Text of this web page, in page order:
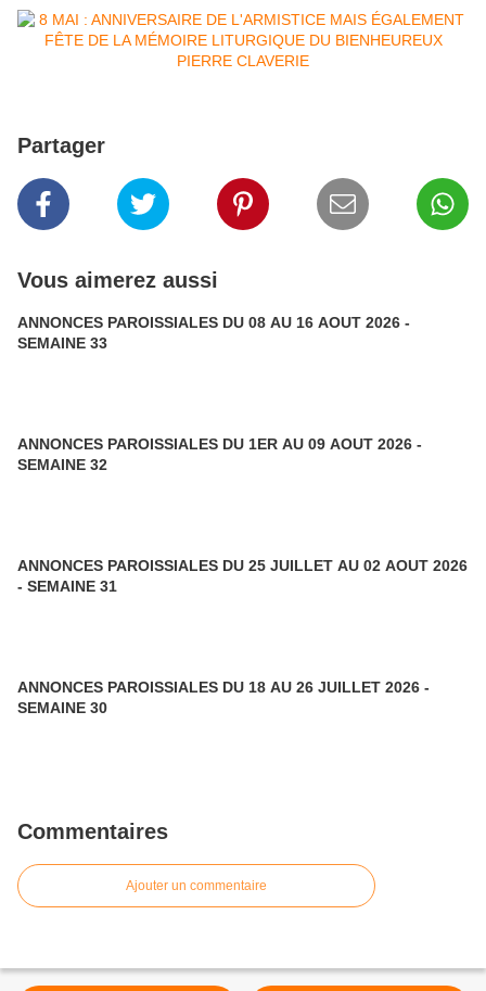
Partager
Vous aimerez aussi
ANNONCES PAROISSIALES DU 08 AU 16 AOUT 2026 -
SEMAINE 33
ANNONCES PAROISSIALES DU 1ER AU 09 AOUT 2026 -
SEMAINE 32
ANNONCES PAROISSIALES DU 25 JUILLET AU 02 AOUT 2026
- SEMAINE 31
ANNONCES PAROISSIALES DU 18 AU 26 JUILLET 2026 -
SEMAINE 30
Commentaires
Ajouter un commentaire